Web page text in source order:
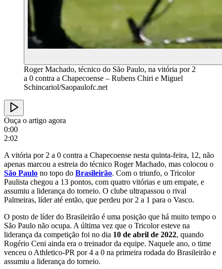
Roger Machado, técnico do São Paulo, na vitória por 2
a 0 contra a Chapecoense – Rubens Chiri e Miguel
Schincariol/Saopaulofc.net
Ouça o artigo agora
0:00
2:02
A vitória por 2 a 0 contra a Chapecoense nesta quinta-feira, 12, não
apenas marcou a estreia do técnico Roger Machado, mas colocou o
São Paulo no topo do Brasileirão. Com o triunfo, o Tricolor
Paulista chegou a 13 pontos, com quatro vitórias e um empate, e
assumiu a liderança do torneio. O clube ultrapassou o rival
Palmeiras, líder até então, que perdeu por 2 a 1 para o Vasco.
O posto de líder do Brasileirão é uma posição que há muito tempo o
São Paulo não ocupa. A última vez que o Tricolor esteve na
liderança da competição foi no dia 10 de abril de 2022, quando
Rogério Ceni ainda era o treinador da equipe. Naquele ano, o time
venceu o Athletico-PR por 4 a 0 na primeira rodada do Brasileirão e
assumiu a liderança do torneio.